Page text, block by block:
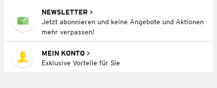
NEWSLETTER
Jetzt abonnieren und keine Angebote und Aktionen
mehr verpassen!
MEIN KONTO
Exklusive Vorteile für Sie